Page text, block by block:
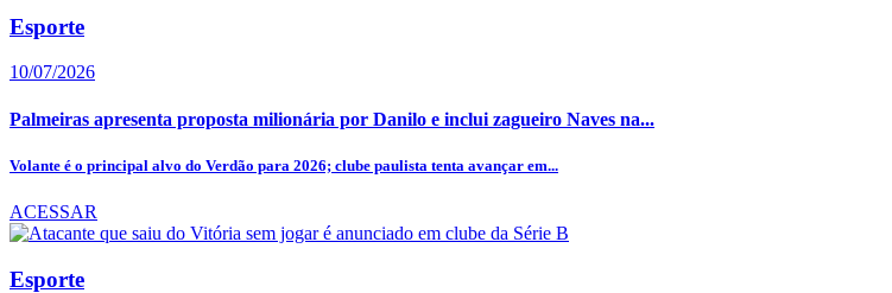
Esporte
10/07/2026
Palmeiras apresenta proposta milionária por Danilo e inclui zagueiro Naves na...
Volante é o principal alvo do Verdão para 2026; clube paulista tenta avançar em...
ACESSAR
Esporte